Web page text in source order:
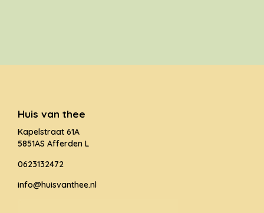
Huis van thee
Kapelstraat 61A
5851AS Afferden L
0623132472
info@huisvanthee.nl